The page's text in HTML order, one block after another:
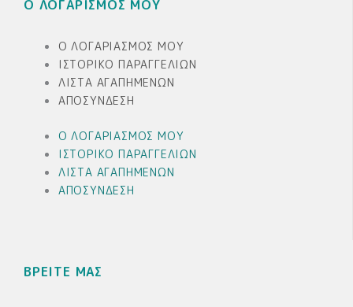
Ο ΛΟΓΑΡΙΣΜΟΣ ΜΟΥ
Ο ΛΟΓΑΡΙΑΣΜΌΣ ΜΟΥ
ΙΣΤΟΡΙΚΌ ΠΑΡΑΓΓΕΛΙΏΝ
ΛΊΣΤΑ ΑΓΑΠΗΜΈΝΩΝ
ΑΠΟΣΎΝΔΕΣΗ
Ο ΛΟΓΑΡΙΑΣΜΌΣ ΜΟΥ
ΙΣΤΟΡΙΚΌ ΠΑΡΑΓΓΕΛΙΏΝ
ΛΊΣΤΑ ΑΓΑΠΗΜΈΝΩΝ
ΑΠΟΣΎΝΔΕΣΗ
ΒΡΕΙΤΕ ΜΑΣ